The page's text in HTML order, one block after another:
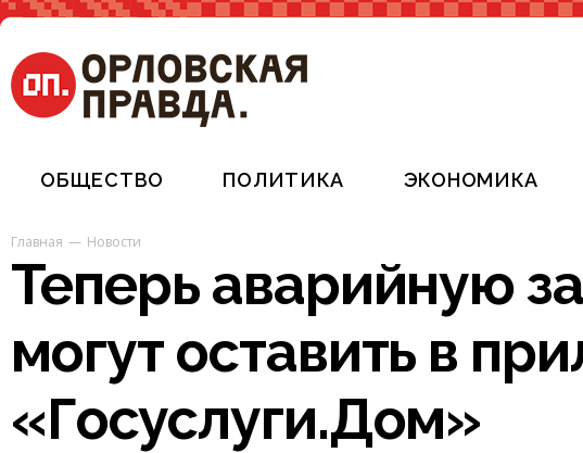
ОБЩЕСТВО ПОЛИТИКА ЭКОНОМИКА
Главная Новости
Теперь аварийную
могут оставить в
«Госуслуги.Дом»